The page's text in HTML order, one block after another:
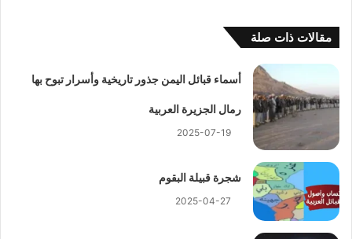
مقالات ذات صلة
أسماء قبائل اليمن جذور تاريخية وأسرار تبوح بها
رمال الجزيرة العربية
2025-07-19
شجرة قبيلة البقوم
2025-04-27